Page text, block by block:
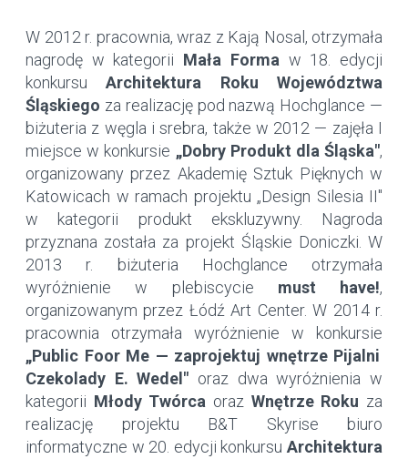
W 2012 r. pracownia, wraz z Kają Nosal, otrzymała
nagrodę w kategorii Mała Forma w 18. edycji
konkursuArchitektura Roku Województwa
Śląskiego za realizację pod nazwą Hochglance —
biżuteria z węgla i srebra, także w 2012 — zajęła I
miejsce w konkursie „Dobry Produkt dla Śląska",
organizowany przez Akademię Sztuk Pięknych w
Katowicach w ramach projektu „Design Silesia II"
w kategorii produkt ekskluzywny. Nagroda
przyznana została za projekt Śląskie Doniczki. W
2013 r. biżuteria Hochglance otrzymała
wyróżnienie w plebiscycie must have!,
organizowanym przez Łódź Art Center. W 2014 r.
pracownia otrzymała wyróżnienie w konkursie
„Public Foor Me — zaprojektuj wnętrze Pijalni
Czekolady E. Wedel" oraz dwa wyróżnienia w
kategorii Młody Twórca oraz Wnętrze Roku za
realizację projektu B&T Skyrise biuro
informatyczne w 20. edycji konkursu Architektura